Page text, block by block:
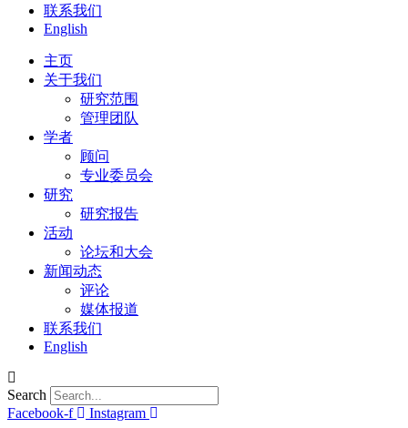
联系我们
English
主页
关于我们
研究范围
管理团队
学者
顾问
专业委员会
研究
研究报告
活动
论坛和大会
新闻动态
评论
媒体报道
联系我们
English
Search
Facebook-f
Instagram